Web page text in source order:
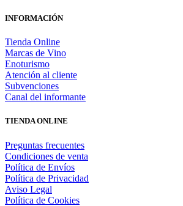
INFORMACIÓN
Tienda Online
Marcas de Vino
Enoturismo
Atención al cliente
Subvenciones
Canal del informante
TIENDA ONLINE
Preguntas frecuentes
Condiciones de venta
Política de Envíos
Política de Privacidad
Aviso Legal
Política de Cookies